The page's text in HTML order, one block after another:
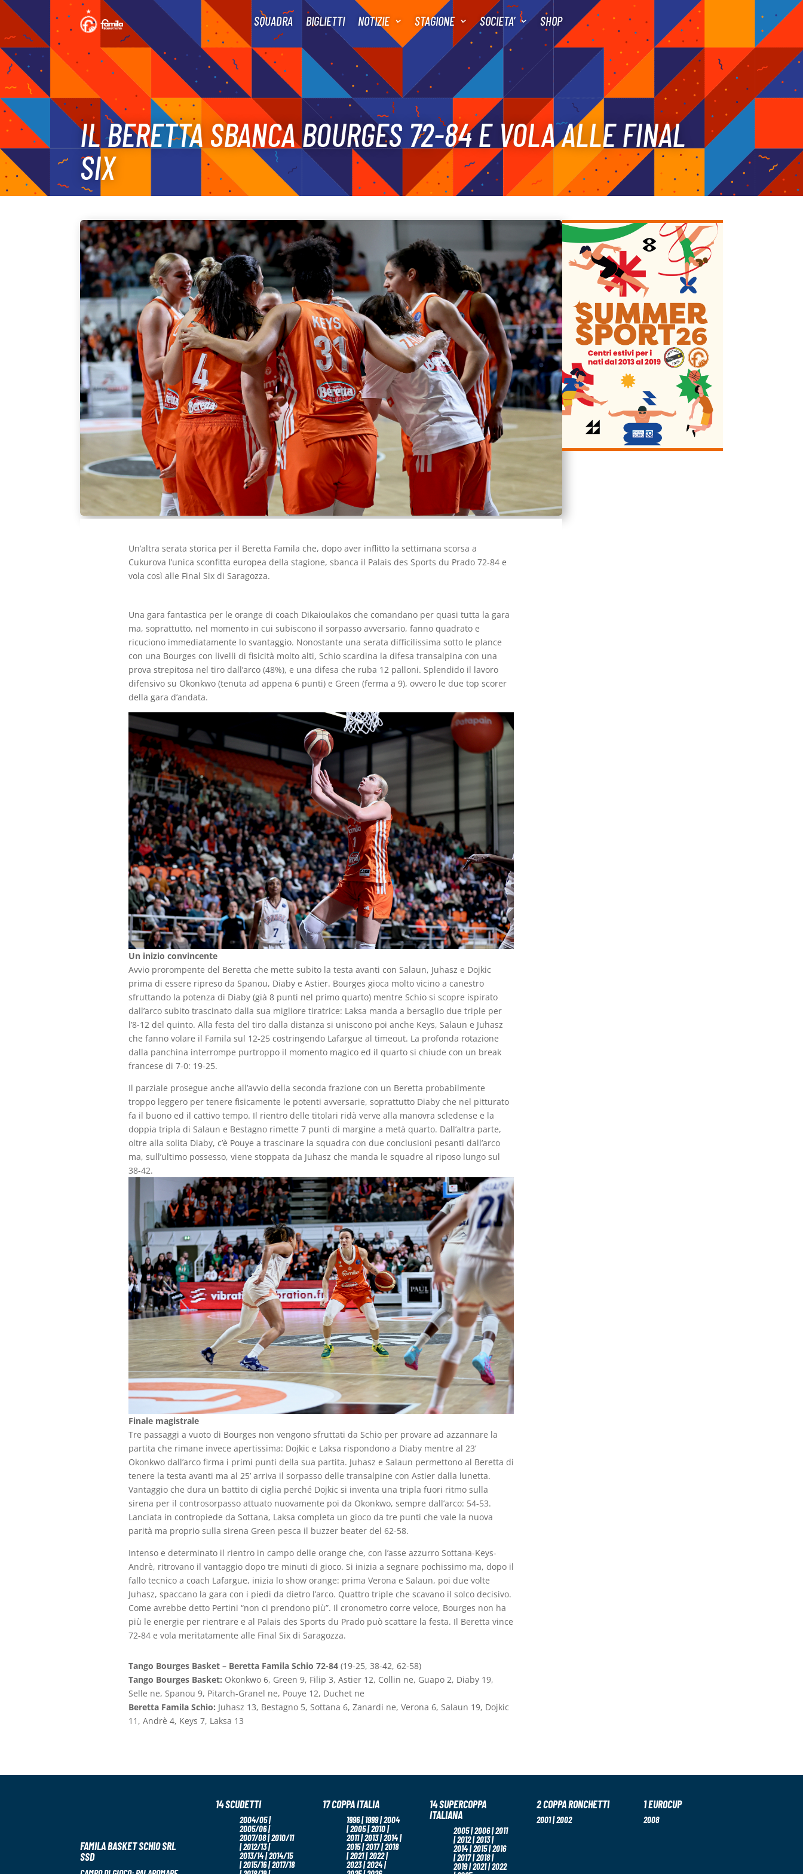
SQUADRA BIGLIETTI NOTIZIE STAGIONE SOCIETA’ SHOP
IL BERETTA SBANCA BOURGES 72-84 E VOLA ALLE FINAL
SIX
Un’altra serata storica per il Beretta Famila che, dopo aver inflitto la settimana scorsa a
Cukurova l’unica sconfitta europea della stagione, sbanca il Palais des Sports du Prado 72-84 e
vola così alle Final Six di Saragozza.
Una gara fantastica per le orange di coach Dikaioulakos che comandano per quasi tutta la gara
ma, soprattutto, nel momento in cui subiscono il sorpasso avversario, fanno quadrato e
ricuciono immediatamente lo svantaggio. Nonostante una serata difficilissima sotto le plance
con una Bourges con livelli di fisicità molto alti, Schio scardina la difesa transalpina con una
prova strepitosa nel tiro dall’arco (48%), e una difesa che ruba 12 palloni. Splendido il lavoro
difensivo su Okonkwo (tenuta ad appena 6 punti) e Green (ferma a 9), ovvero le due top scorer
della gara d’andata.
Un inizio convincente
Avvio prorompente del Beretta che mette subito la testa avanti con Salaun, Juhasz e Dojkic
prima di essere ripreso da Spanou, Diaby e Astier. Bourges gioca molto vicino a canestro
sfruttando la potenza di Diaby (già 8 punti nel primo quarto) mentre Schio si scopre ispirato
dall’arco subito trascinato dalla sua migliore tiratrice: Laksa manda a bersaglio due triple per
l’8-12 del quinto. Alla festa del tiro dalla distanza si uniscono poi anche Keys, Salaun e Juhasz
che fanno volare il Famila sul 12-25 costringendo Lafargue al timeout. La profonda rotazione
dalla panchina interrompe purtroppo il momento magico ed il quarto si chiude con un break
francese di 7-0: 19-25.
Il parziale prosegue anche all’avvio della seconda frazione con un Beretta probabilmente
troppo leggero per tenere fisicamente le potenti avversarie, soprattutto Diaby che nel pitturato
fa il buono ed il cattivo tempo. Il rientro delle titolari ridà verve alla manovra scledense e la
doppia tripla di Salaun e Bestagno rimette 7 punti di margine a metà quarto. Dall’altra parte,
oltre alla solita Diaby, c’è Pouye a trascinare la squadra con due conclusioni pesanti dall’arco
ma, sull’ultimo possesso, viene stoppata da Juhasz che manda le squadre al riposo lungo sul
38-42.
Finale magistrale
Tre passaggi a vuoto di Bourges non vengono sfruttati da Schio per provare ad azzannare la
partita che rimane invece apertissima: Dojkic e Laksa rispondono a Diaby mentre al 23’
Okonkwo dall’arco firma i primi punti della sua partita. Juhasz e Salaun permettono al Beretta di
tenere la testa avanti ma al 25’ arriva il sorpasso delle transalpine con Astier dalla lunetta.
Vantaggio che dura un battito di ciglia perché Dojkic si inventa una tripla fuori ritmo sulla
sirena per il controsorpasso attuato nuovamente poi da Okonkwo, sempre dall’arco: 54-53.
Lanciata in contropiede da Sottana, Laksa completa un gioco da tre punti che vale la nuova
parità ma proprio sulla sirena Green pesca il buzzer beater del 62-58.
Intenso e determinato il rientro in campo delle orange che, con l’asse azzurro Sottana-Keys-
Andrè, ritrovano il vantaggio dopo tre minuti di gioco. Si inizia a segnare pochissimo ma, dopo il
fallo tecnico a coach Lafargue, inizia lo show orange: prima Verona e Salaun, poi due volte
Juhasz, spaccano la gara con i piedi da dietro l’arco. Quattro triple che scavano il solco decisivo.
Come avrebbe detto Pertini “non ci prendono più”. Il cronometro corre veloce, Bourges non ha
più le energie per rientrare e al Palais des Sports du Prado può scattare la festa. Il Beretta vince
72-84 e vola meritatamente alle Final Six di Saragozza.
Tango Bourges Basket – Beretta Famila Schio 72-84(19-25, 38-42, 62-58)
Tango Bourges Basket: Okonkwo 6, Green 9, Filip 3, Astier 12, Collin ne, Guapo 2, Diaby 19,
Selle ne, Spanou 9, Pitarch-Granel ne, Pouye 12, Duchet ne
Beretta Famila Schio: Juhasz 13, Bestagno 5, Sottana 6, Zanardi ne, Verona 6, Salaun 19, Dojkic
11, Andrè 4, Keys 7, Laksa 13
FAMILA BASKET SCHIO SRL
SSD
14 SCUDETTI
2004/05 |
2005/06 |
2007/08 | 2010/11
| 2012/13 |
2013/14 | 2014/15
| 2015/16 | 2017/18
17 COPPA ITALIA
1996 | 1999 | 2004
| 2005 | 2010 |
2011 | 2013 | 2014 |
2015 | 2017 | 2018
| 2021 | 2022 |
2023 | 2024 |
14 SUPERCOPPA
ITALIANA
2005 | 2006 | 2011
| 2012 | 2013 |
2014 | 2015 | 2016
| 2017 | 2018 |
2019 | 2021 | 2022
2 COPPA RONCHETTI
2001 | 2002
1 EUROCUP
2008